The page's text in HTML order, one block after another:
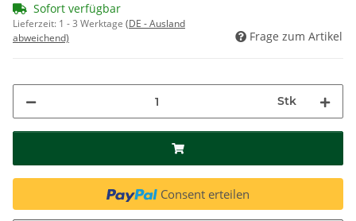
Sofort verfügbar
Lieferzeit: 1 - 3 Werktage (DE - Ausland
abweichend)
Frage zum Artikel
Stk
Consent erteilen